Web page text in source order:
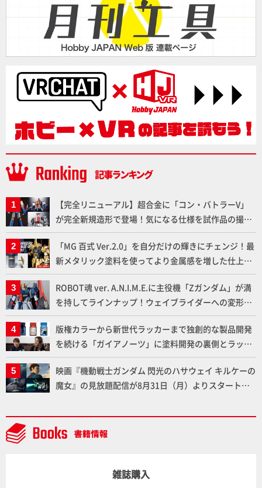
【完全リニューアル】超合金に「コン・バトラーV」
が完全新規造形で登場！気になる仕様を試作品の撮り
下ろしでご紹介!!さらに「大鉄人17」＆「ワンエイ
ト」セット情報もお届け！【超合金の魂】
「MG 百式 Ver.2.0」を自分だけの輝きにチェンジ！最
新メタリック塗料を使ってより金属感を増した仕上が
りに!!【試し読み】
ROBOT魂 ver. A.N.I.M.E.に主役機「Zガンダム」が満
を持してラインナップ！ウェイブライダーへの変形、
劇中どおりのプロポーションを再現【機動戦士Zガン
ダム】
版権カラーから新世代ラッカーまで独創的な製品開発
を続ける「ガイアノーツ」に塗料開発の裏側とラッカ
ー塗料の未来についてインタビュー！
映画『機動戦士ガンダム 閃光のハサウェイ キルケーの
魔女』の見放題配信が8月31日（月）よりスタート！
雑誌購入